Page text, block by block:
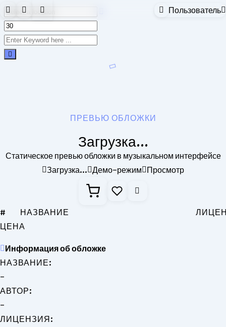
Skip to content Пользователь
ПРЕВЬЮ ОБЛОЖКИ
Загрузка...
Статическое превью обложки в музыкальном интерфейсе
Загрузка... Демо-режим Просмотр
# НАЗВАНИЕ
ЦЕНА
Информация об обложке
НАЗВАНИЕ:
-
АВТОР:
-
ЛИЦЕНЗИЯ: